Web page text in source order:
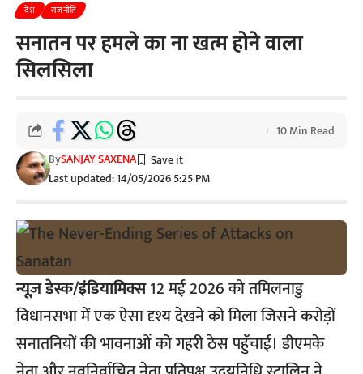
देश राजनीति
सनातन पर हमले का ना खत्म होने वाला
सिलसिला
Last updated: 14/05/2026 5:25 PM
BySANJAY SAXENA
10 Min Read
न्यूज़ डेस्क/इंडियामिक्स12 मई 2026 को तमिलनाडु
विधानसभा में एक ऐसा दृश्य देखने को मिला जिसने करोड़ों
सनातनियों की भावनाओं को गहरी ठेस पहुँचाई। डीएमके